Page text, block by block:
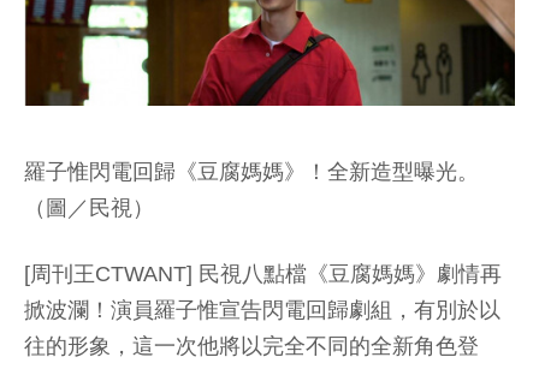
羅子惟閃電回歸《豆腐媽媽》！全新造型曝光。
（圖／民視）
[周刊王CTWANT] 民視八點檔《豆腐媽媽》劇情再
掀波瀾！演員羅子惟宣告閃電回歸劇組，有別於以
往的形象，這一次他將以完全不同的全新角色登